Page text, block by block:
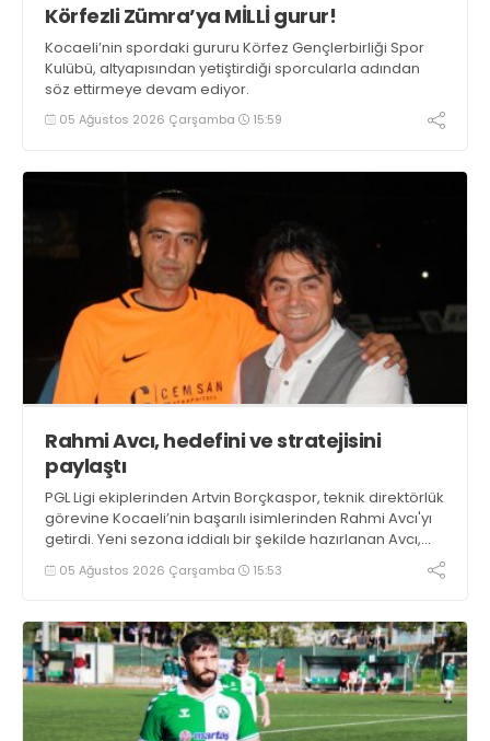
Körfezli Zümra’ya MİLLİ gurur!
Kocaeli’nin spordaki gururu Körfez Gençlerbirliği Spor
Kulübü, altyapısından yetiştirdiği sporcularla adından
söz ettirmeye devam ediyor.
05 Ağustos 2026 Çarşamba 15:59
Rahmi Avcı, hedefini ve stratejisini
paylaştı
PGL Ligi ekiplerinden Artvin Borçkaspor, teknik direktörlük
görevine Kocaeli’nin başarılı isimlerinden Rahmi Avcı'yı
getirdi. Yeni sezona iddialı bir şekilde hazırlanan Avcı,
duygularını aktardı.
05 Ağustos 2026 Çarşamba 15:53